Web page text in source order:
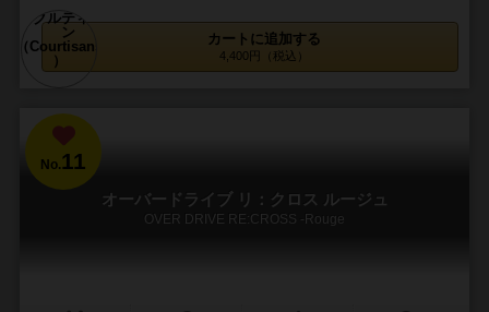
カートに追加する
4,400円（税込）
No.11
オーバードライブ リ：クロス ルージュ
OVER DRIVE RE:CROSS -Rouge